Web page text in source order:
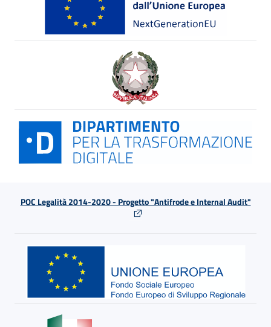
POC Legalità 2014-2020 - Progetto "Antifrode e Internal Audit"